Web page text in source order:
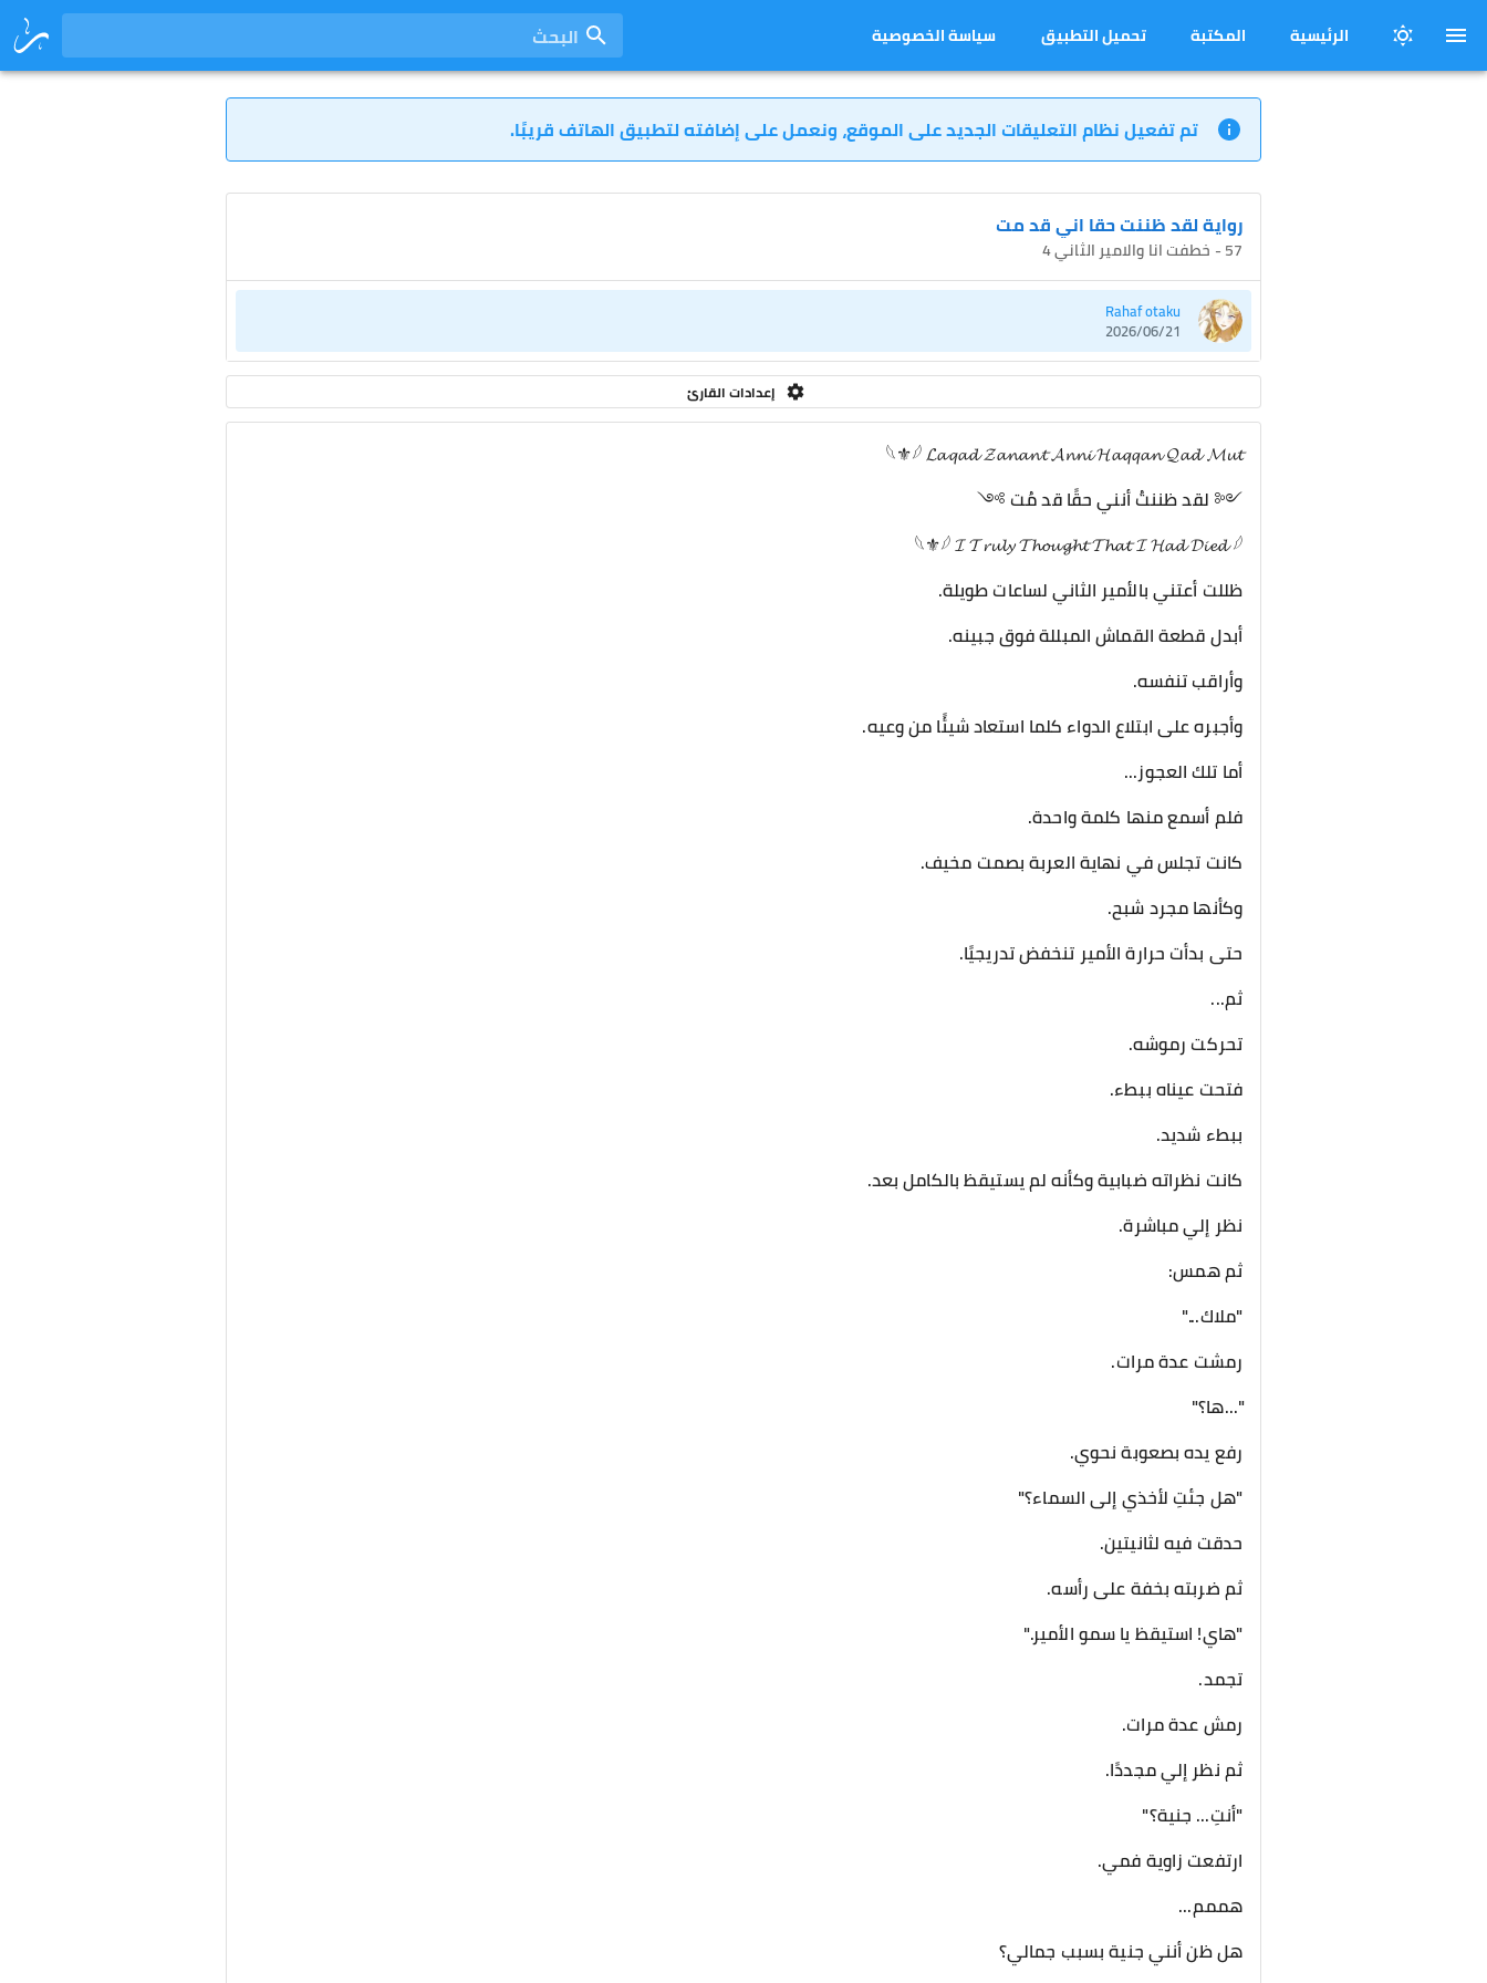
الرئيسية المكتبة تحميل التطبيق سياسة الخصوصية البحث
تم تفعيل نظام التعليقات الجديد على الموقع، ونعمل على إضافته لتطبيق الهاتف قريبًا.
رواية لقد ظننت حقا اني قد مت
57 - خطفت انا والامير الثاني 4
Rahaf otaku
2026/06/21
إعدادات القارئ
𓆩⚜𓆪 𝓛𝓪𝓺𝓪𝓭 𝓩𝓪𝓷𝓪𝓷𝓽 𝓐𝓷𝓷𝓲 𝓗𝓪𝓺𝓺𝓪𝓷 𝓠𝓪𝓭 𝓜𝓾𝓽
༺ لقد ظننتُ أنني حقًا قد مُت ༻
𓆩⚜𓆪 𝓘 𝓣𝓻𝓾𝓵𝔂 𝓣𝓱𝓸𝓾𝓰𝓱𝓽 𝓣𝓱𝓪𝓽 𝓘 𝓗𝓪𝓭 𝓓𝓲𝓮𝓭 𓆪
ظللت أعتني بالأمير الثاني لساعات طويلة.
أبدل قطعة القماش المبللة فوق جبينه.
وأراقب تنفسه.
وأجبره على ابتلاع الدواء كلما استعاد شيئًا من وعيه.
أما تلك العجوز...
فلم أسمع منها كلمة واحدة.
كانت تجلس في نهاية العربة بصمت مخيف.
وكأنها مجرد شبح.
حتى بدأت حرارة الأمير تنخفض تدريجيًا.
ثم...
تحركت رموشه.
فتحت عيناه ببطء.
ببطء شديد.
كانت نظراته ضبابية وكأنه لم يستيقظ بالكامل بعد.
نظر إلي مباشرة.
ثم همس:
"ملاك..."
رمشت عدة مرات.
"...ها؟"
رفع يده بصعوبة نحوي.
"هل جئتِ لأخذي إلى السماء؟"
حدقت فيه لثانيتين.
ثم ضربته بخفة على رأسه.
"هاي! استيقظ يا سمو الأمير."
تجمد.
رمش عدة مرات.
ثم نظر إلي مجددًا.
"أنتِ... جنية؟"
ارتفعت زاوية فمي.
هممم...
هل ظن أنني جنية بسبب جمالي؟